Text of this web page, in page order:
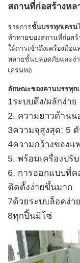
สถานที่ก่อสร้างหล
รายการชั้นบรรทุกเครน
ท้าทายของสถานที่ก่อส
ให้การเข้าถึงเครื่องมือ
หลายชั้นปลอดภัยและง่
เครนหอ
ลักษณะของคานบรรทุก
1ระบบดึง/ผลักง่าย
2. ความยาวด้านน
3ความจุสูงสุด: 5
4ความกว้างของแ
5. พร้อมเครื่องป
6. การออกแบบที่
ติดตั้งง่ายขึ้นมาก
7ด้วยระบบล็อคง่าย
8ทุกปิ้นมีโซ่